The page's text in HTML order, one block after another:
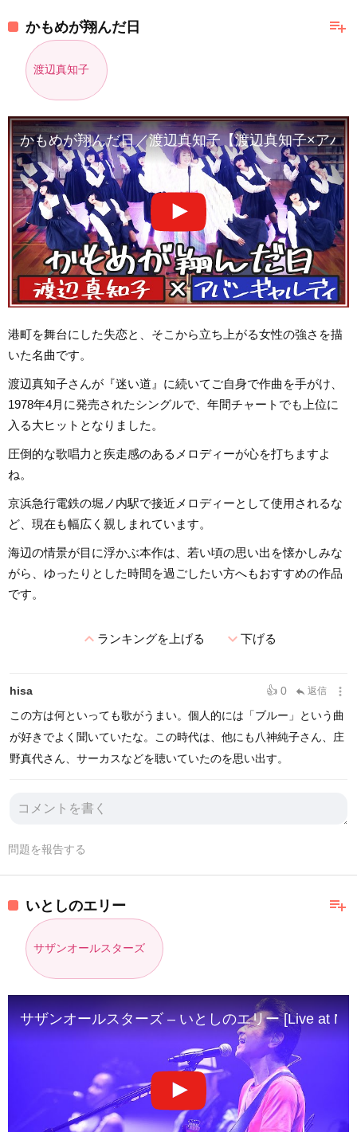
playlist_add
かもめが翔んだ日
渡辺真知子
かもめが翔んだ日／渡辺真知子【渡辺真知子×アバ
港町を舞台にした失恋と、そこから立ち上がる女性の強さを描
いた名曲です。
渡辺真知子さんが『迷い道』に続いてご自身で作曲を手がけ、
1978年4月に発売されたシングルで、年間チャートでも上位に
入る大ヒットとなりました。
圧倒的な歌唱力と疾走感のあるメロディーが心を打ちますよ
ね。
京浜急行電鉄の堀ノ内駅で接近メロディーとして使用されるな
ど、現在も幅広く親しまれています。
海辺の情景が目に浮かぶ本作は、若い頃の思い出を懐かしみな
がら、ゆったりとした時間を過ごしたい方へもおすすめの作品
です。
expand_lessランキングを上げる expand_more下げる
hisa 👍 0 reply 返信 more_vert
この方は何といっても歌がうまい。個人的には「ブルー」という曲
が好きでよく聞いていたな。この時代は、他にも八神純子さん、庄
野真代さん、サーカスなどを聴いていたのを思い出す。
問題を報告する
playlist_add
いとしのエリー
サザンオールスターズ
サザンオールスターズ – いとしのエリー [Live at